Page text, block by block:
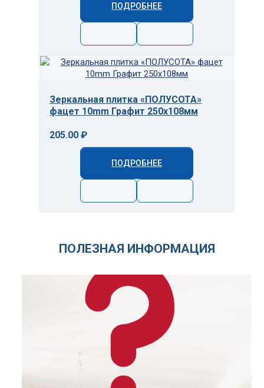
ПОДРОБНЕЕ
Зеркальная плитка «ПОЛУСОТА»
фацет 10mm Графит 250х108мм
205.00 ₽
ПОДРОБНЕЕ
ПОЛЕЗНАЯ ИНФОРМАЦИЯ